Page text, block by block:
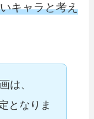
キャラと考え
は、
となりま